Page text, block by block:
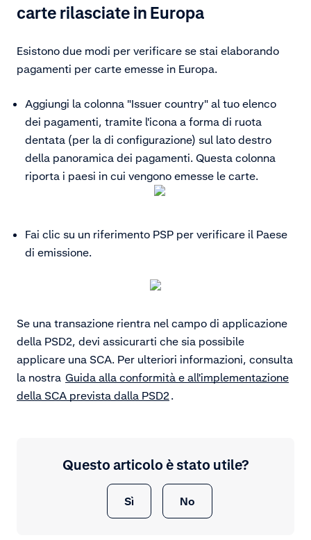
carte rilasciate in Europa
Esistono due modi per verificare se stai elaborando
pagamenti per carte emesse in Europa.
Aggiungi la colonna "Issuer country" al tuo elenco
dei pagamenti, tramite l'icona a forma di ruota
dentata (per la di configurazione) sul lato destro
della panoramica dei pagamenti. Questa colonna
riporta i paesi in cui vengono emesse le carte.
Fai clic su un riferimento PSP per verificare il Paese
di emissione.
Se una transazione rientra nel campo di applicazione
della PSD2, devi assicurarti che sia possibile
applicare una SCA. Per ulteriori informazioni, consulta
la nostra Guida alla conformità e all'implementazione
della SCA prevista dalla PSD2 .
Questo articolo è stato utile?
Sì No